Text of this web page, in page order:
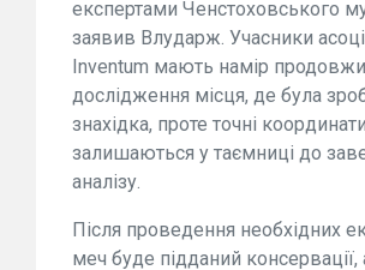
експертами Ченстоховського
заявив Влударж. Учасники
Inventum мають намір
дослідження місця, де була
знахідка, проте точні
залишаються у таємниці до
аналізу.
Після проведення необхідних
меч буде підданий консервації,